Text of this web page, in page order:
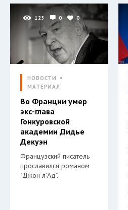
125 0 0
НОВОСТИ
МАТЕРИАЛ
Во Франции умер
экс-глава
Гонкуровской
академии Дидье
Декуэн
Французский писатель
прославился романом
"Джон л’Ад".